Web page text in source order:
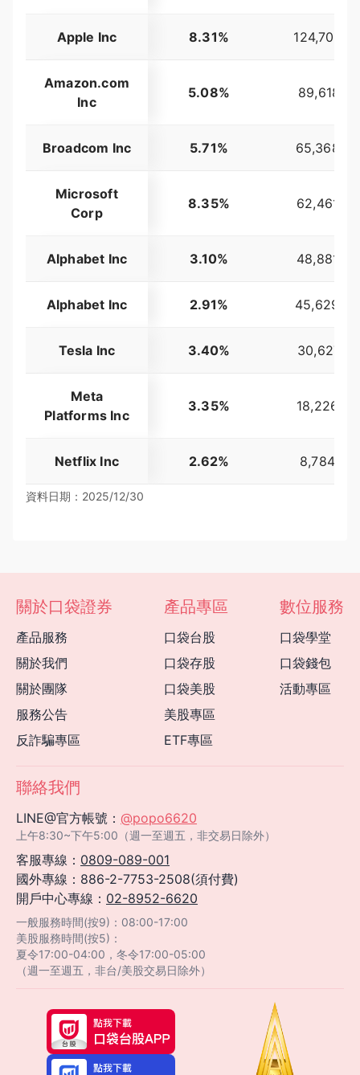
Apple Inc 8.31%
Amazon.com
Inc
5.08%
Broadcom Inc 5.71%
Microsoft
Corp
8.35%
Alphabet Inc 3.10%
Alphabet Inc 2.91%
Tesla Inc 3.40%
Meta
Platforms Inc
3.35%
Netflix Inc 2.62%
資料日期：2025/12/30
關於口袋證券
產品服務
關於我們
關於團隊
服務公告
反詐騙專區
產品專區
口袋台股
口袋存股
口袋美股
美股專區
ETF專區
數位服務
口袋學堂
口袋錢包
活動專區
聯絡我們
LINE@官方帳號： @popo6620
上午8:30~下午5:00（週一至週五，非交易日除外）
客服專線： 0809-089-001
國外專線：886-2-7753-2508(須付費)
開戶中心專線： 02-8952-6620
一般服務時間(按9)：08:00-17:00
美股服務時間(按5)：
夏令17:00-04:00，冬令17:00-05:00
（週一至週五，非台/美股交易日除外）